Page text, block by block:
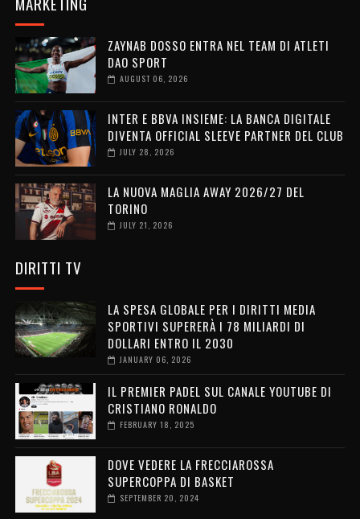
ZAYNAB DOSSO ENTRA NEL TEAM DI ATLETI
DAO SPORT
AUGUST 06, 2026
INTER E BBVA INSIEME: LA BANCA DIGITALE
DIVENTA OFFICIAL SLEEVE PARTNER DEL CLUB
JULY 28, 2026
LA NUOVA MAGLIA AWAY 2026/27 DEL
TORINO
JULY 21, 2026
DIRITTI TV
LA SPESA GLOBALE PER I DIRITTI MEDIA
SPORTIVI SUPERERÀ I 78 MILIARDI DI
DOLLARI ENTRO IL 2030
JANUARY 06, 2026
IL PREMIER PADEL SUL CANALE YOUTUBE DI
CRISTIANO RONALDO
FEBRUARY 18, 2025
DOVE VEDERE LA FRECCIAROSSA
SUPERCOPPA DI BASKET
SEPTEMBER 20, 2024